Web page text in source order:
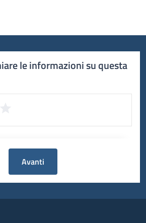
le informazioni su questa
Avanti